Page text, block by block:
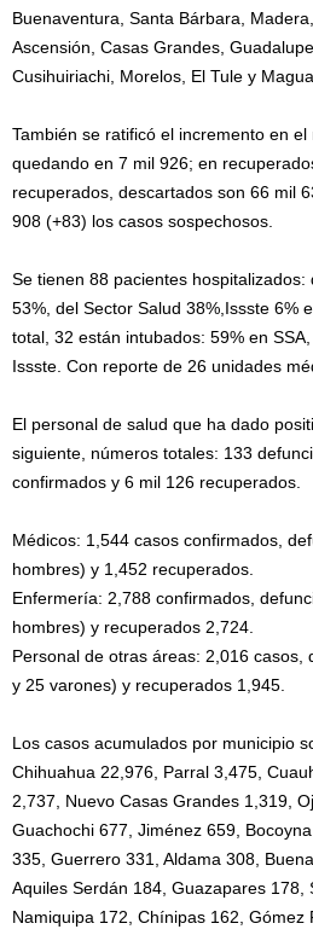
Buenaventura, Santa Bárbara,
Ascensión, Casas Grandes,
Cusihuiriachi, Morelos, El Tule y
También se ratificó el incremento en
quedando en 7 mil 926; en
recuperados, descartados son 66 mil
908 (+83) los casos sospechosos.
Se tienen 88 pacientes
53%, del Sector Salud 38%,Issste 6%
total, 32 están intubados: 59% en
Issste. Con reporte de 26 unidades
El personal de salud que ha dado
siguiente, números totales: 133
confirmados y 6 mil 126 recuperados.
Médicos: 1,544 casos confirmados,
hombres) y 1,452 recuperados.
Enfermería: 2,788 confirmados,
hombres) y recuperados 2,724.
Personal de otras áreas: 2,016 casos,
y 25 varones) y recuperados 1,945.
Los casos acumulados por municipio
Chihuahua 22,976, Parral 3,475,
2,737, Nuevo Casas Grandes 1,319,
Guachochi 677, Jiménez 659,
335, Guerrero 331, Aldama 308,
Aquiles Serdán 184, Guazapares 178,
Namiquipa 172, Chínipas 162, Gómez